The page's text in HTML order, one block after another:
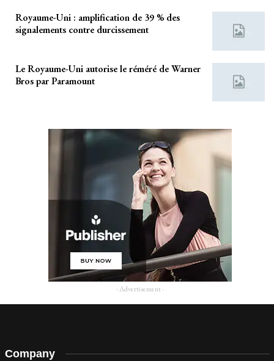
Royaume-Uni : amplification de 39 % des
signalements contre durcissement
Le Royaume-Uni autorise le réméré de Warner
Bros par Paramount
- Advertisement -
Company